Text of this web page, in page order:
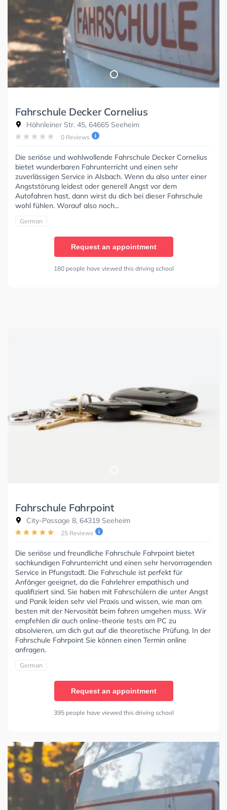
Fahrschule Decker Cornelius
Hähnleiner Str. 45, 64665 Seeheim
0 Reviews
Die seriöse und wohlwollende Fahrschule Decker Cornelius
bietet wunderbaren Fahrunterricht und einen sehr
zuverlässigen Service in Alsbach. Wenn du also unter einer
Angststörung leidest oder generell Angst vor dem
Autofahren hast, dann wirst du dich bei dieser Fahrschule
wohl fühlen. Worauf also noch...
German
Request an appointment
180 people have viewed this driving school
Fahrschule Fahrpoint
City-Passage 8, 64319 Seeheim
25 Reviews
Die seriöse und freundliche Fahrschule Fahrpoint bietet
sachkundigen Fahrunterricht und einen sehr hervorragenden
Service in Pfungstadt. Die Fahrschule ist perfekt für
Anfänger geeignet, da die Fahrlehrer empathisch und
qualifiziert sind. Sie haben mit Fahrschülern die unter Angst
und Panik leiden sehr viel Praxis und wissen, wie man am
besten mit der Nervosität beim fahren umgehen muss. Wir
empfehlen dir auch online-theorie tests am PC zu
absolvieren, um dich gut auf die theoretische Prüfung. In der
Fahrschule Fahrpoint Sie können einen Termin online
anfragen.
German
Request an appointment
395 people have viewed this driving school